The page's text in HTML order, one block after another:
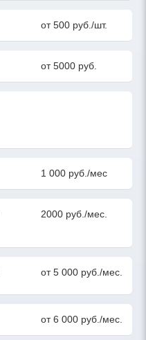
от 500 руб./шт.
от 5000 руб.
1 000 руб./мес
2000 руб./мес.
от 5 000 руб./мес.
от 6 000 руб./мес.